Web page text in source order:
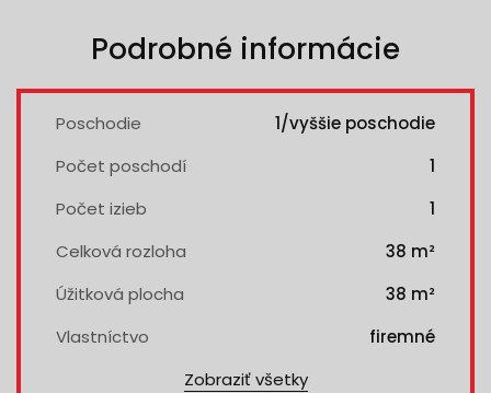
Podrobné informácie
Poschodie
1/vyššie poschodie
Počet poschodí
1
Počet izieb
1
Celková rozloha
38 m²
Úžitková plocha
38 m²
Vlastníctvo
firemné
Zobraziť všetky